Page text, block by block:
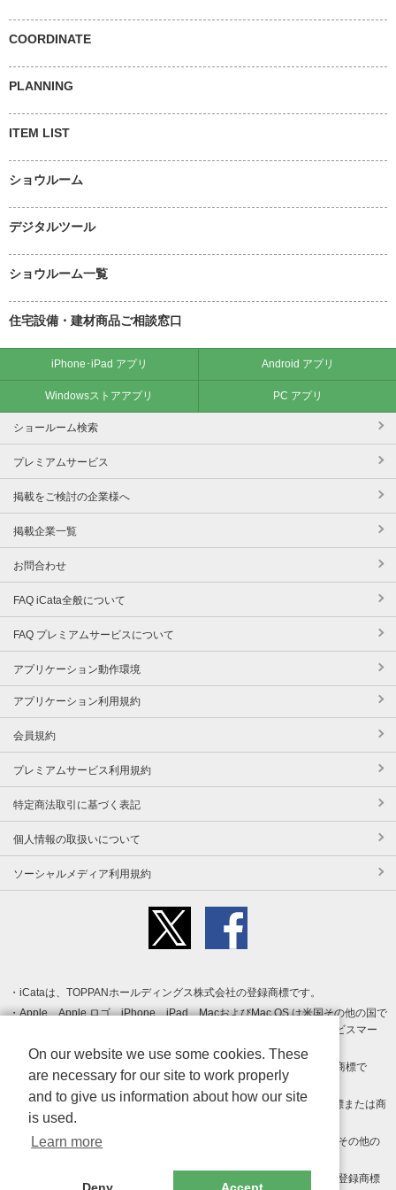
COORDINATE
PLANNING
ITEM LIST
ショウルーム
デジタルツール
ショウルーム一覧
住宅設備・建材商品ご相談窓口
iPhone･iPad アプリ Android アプリ
Windowsストアアプリ PC アプリ
ショールーム検索
プレミアムサービス
掲載をご検討の企業様へ
掲載企業一覧
お問合わせ
FAQ iCata全般について
FAQ プレミアムサービスについて
アプリケーション動作環境
アプリケーション利用規約
会員規約
プレミアムサービス利用規約
特定商法取引に基づく表記
個人情報の取扱いについて
ソーシャルメディア利用規約
iCataは、TOPPANホールディングス株式会社の登録商標です。
Apple、Apple ロゴ、iPhone、iPad、MacおよびMac OS は米国その他の国で
登録された Apple Inc. の商標です。App Store は Apple Inc. のサービスマー
クです。
Android、Google Play および Google Play ロゴ は Google LLC の商標で
す。
Windows は Microsoft Inc.の米国およびその他の国における登録商標または商
標です。
Adobe、Adobe Reader、Adobe PDF は、Adobe Inc.の米国およびその他の
その他、記載されている会社名、商品名、ロゴは各社の商標または登録商標
On our website we use some cookies. These
are necessary for our site to work properly
and to give us information about how our site
is used.
Learn more